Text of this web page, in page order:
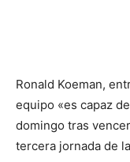
Ronald Koeman,
equipo «es capaz
domingo tras
tercera jornada de